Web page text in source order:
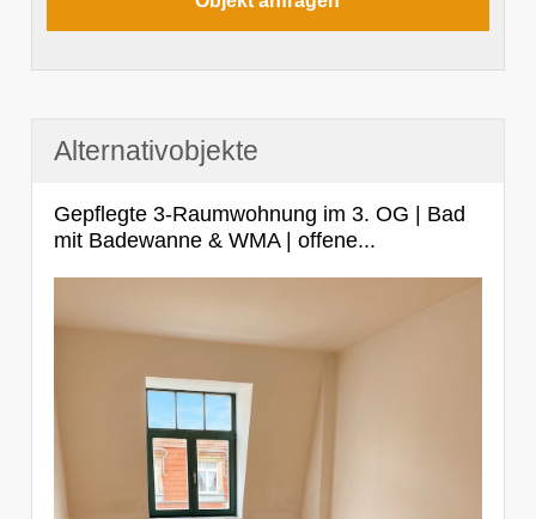
Alternativobjekte
Gepflegte 3-Raumwohnung im 3. OG | Bad
mit Badewanne & WMA | offene...